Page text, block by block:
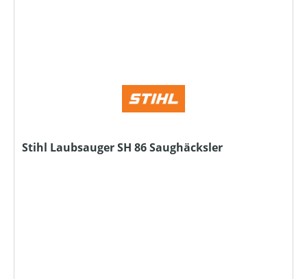
Stihl Laubsauger SH 86 Saughäcksler